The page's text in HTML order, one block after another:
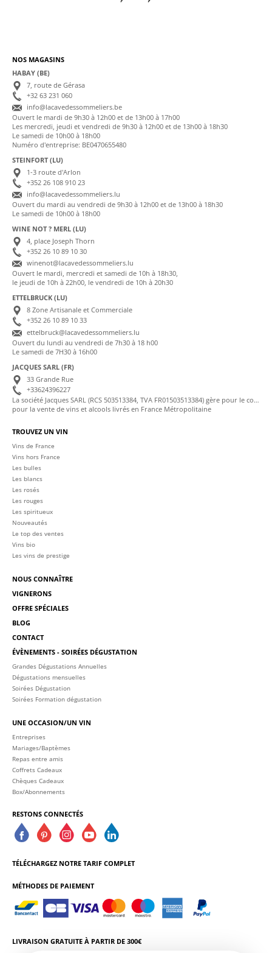
NOS MAGASINS
HABAY (BE)
7, route de Gérasa
+32 63 231 060
info@lacavedessommeliers.be
Ouvert le mardi de 9h30 à 12h00 et de 13h00 à 17h00
Les mercredi, jeudi et vendredi de 9h30 à 12h00 et de 13h00 à 18h30
Le samedi de 10h00 à 18h00
Numéro d'entreprise: BE0470655480
STEINFORT (LU)
1-3 route d'Arlon
+352 26 108 910 23
info@lacavedessommeliers.lu
Ouvert du mardi au vendredi de 9h30 à 12h00 et de 13h00 à 18h30
Le samedi de 10h00 à 18h00
WINE NOT ? MERL (LU)
4, place Joseph Thorn
+352 26 10 89 10 30
winenot@lacavedessommeliers.lu
Ouvert le mardi, mercredi et samedi de 10h à 18h30,
le jeudi de 10h à 22h00, le vendredi de 10h à 20h30
ETTELBRUCK (LU)
8 Zone Artisanale et Commerciale
+352 26 10 89 10 33
ettelbruck@lacavedessommeliers.lu
Ouvert du lundi au vendredi de 7h30 à 18 h00
Le samedi de 7H30 à 16h00
JACQUES SARL (FR)
33 Grande Rue
+33624396227
La société Jacques SARL (RCS 503513384, TVA FR01503513384) gère pour le compte de La Cave des Sommeliers les transactions bancaires et la facturation
pour la vente de vins et alcools livrés en France Métropolitaine
TROUVEZ UN VIN
Vins de France
Vins hors France
Les bulles
Les blancs
Les rosés
Les rouges
Les spiritueux
Nouveautés
Le top des ventes
Vins bio
Les vins de prestige
NOUS CONNAÎTRE
VIGNERONS
OFFRE SPÉCIALES
BLOG
CONTACT
ÉVÈNEMENTS - SOIRÉES DÉGUSTATION
Grandes Dégustations Annuelles
Dégustations mensuelles
Soirées Dégustation
Soirées Formation dégustation
UNE OCCASION/UN VIN
Entreprises
Mariages/Baptèmes
Repas entre amis
Coffrets Cadeaux
Chèques Cadeaux
Box/Abonnements
RESTONS CONNECTÉS
TÉLÉCHARGEZ NOTRE TARIF COMPLET
MÉTHODES DE PAIEMENT
LIVRAISON GRATUITE À PARTIR DE 300€